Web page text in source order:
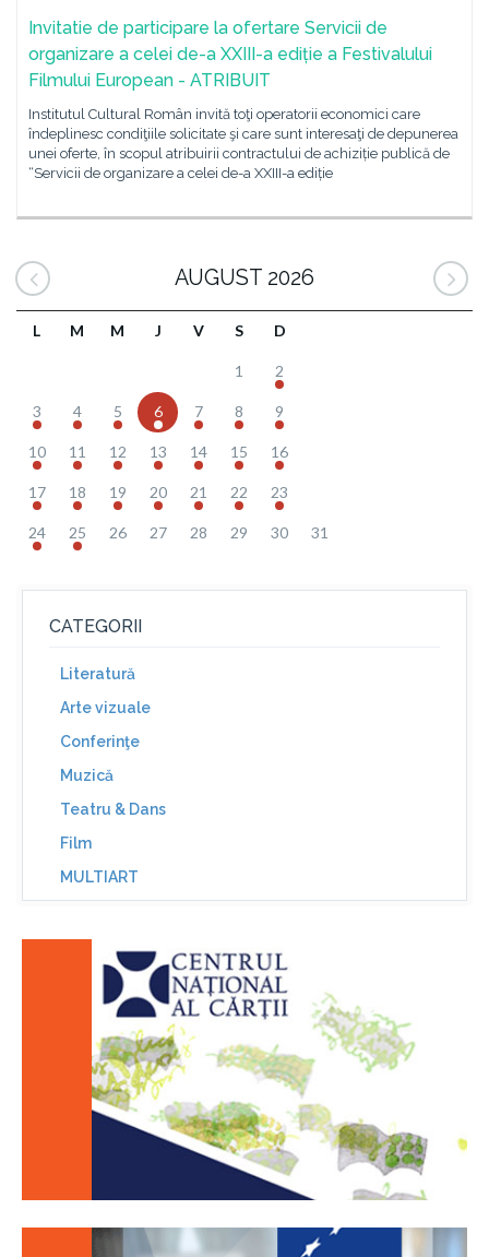
Invitatie de participare la ofertare Servicii de
organizare a celei de-a XXIII-a ediție a Festivalului
Filmului European - ATRIBUIT
Institutul Cultural Român invită toţi operatorii economici care
îndeplinesc condiţiile solicitate şi care sunt interesaţi de depunerea
unei oferte, în scopul atribuirii contractului de achiziție publică de
“Servicii de organizare a celei de-a XXIII-a ediție
AUGUST 2026
L M M J V S D
1 2
3 4 5 6 7 8 9
10 11 12 13 14 15 16
17 18 19 20 21 22 23
24 25 26 27 28 29 30 31
CATEGORII
Literatură
Arte vizuale
Conferinţe
Muzică
Teatru & Dans
Film
MULTIART